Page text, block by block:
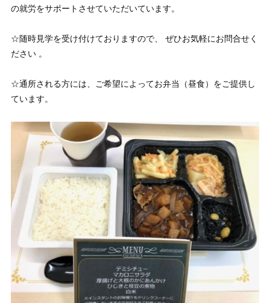
の就労をサポートさせていただいています。
☆随時見学を受け付けておりますので、 ぜひお気軽にお問合せく
ださい 。
☆通所される方には、ご希望によってお弁当（昼食）をご提供し
ています。